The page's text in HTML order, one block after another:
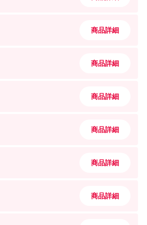
商品詳細
商品詳細
商品詳細
商品詳細
商品詳細
商品詳細